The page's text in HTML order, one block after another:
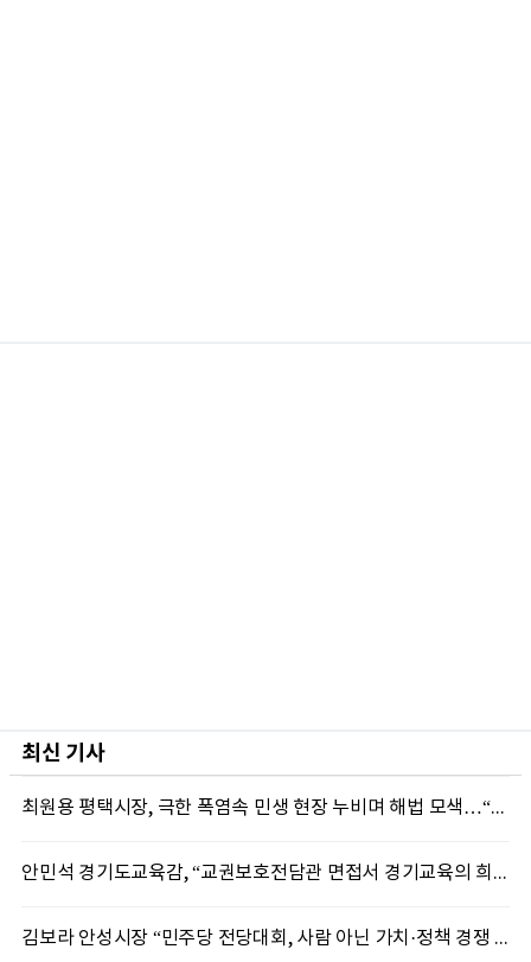
최신 기사
최원용 평택시장, 극한 폭염속 민생 현장 누비며 해법 모색…“현장에 답 있다”
안민석 경기도교육감, “교권보호전담관 면접서 경기교육의 희망 봤다”
김보라 안성시장 “민주당 전당대회, 사람 아닌 가치·정책 경쟁 돼야”